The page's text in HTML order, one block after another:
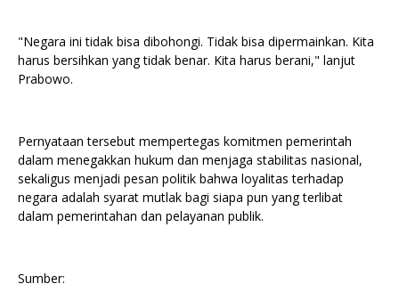
"Negara ini tidak bisa dibohongi. Tidak bisa dipermainkan. Kita
harus bersihkan yang tidak benar. Kita harus berani," lanjut
Prabowo.
Pernyataan tersebut mempertegas komitmen pemerintah
dalam menegakkan hukum dan menjaga stabilitas nasional,
sekaligus menjadi pesan politik bahwa loyalitas terhadap
negara adalah syarat mutlak bagi siapa pun yang terlibat
dalam pemerintahan dan pelayanan publik.
Sumber: